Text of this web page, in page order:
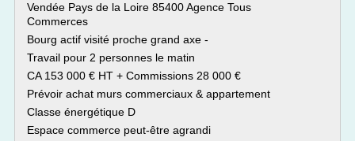
Vendée Pays de la Loire 85400 Agence Tous
Commerces
Bourg actif visité proche grand axe -
Travail pour 2 personnes le matin
CA 153 000 € HT + Commissions 28 000 €
Prévoir achat murs commerciaux & appartement
Classe énergétique D
Espace commerce peut-être agrandi